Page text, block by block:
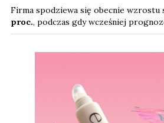
Firma spodziewa się obecnie wzrostu
proc., podczas gdy wcześniej